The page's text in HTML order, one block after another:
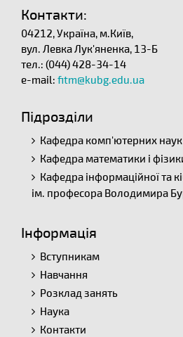
Контакти:
04212, Україна, м.Київ,
вул. Левка Лук'яненка, 13-Б
тел.: (044) 428-34-14
e-mail: fitm@kubg.edu.ua
Підрозділи
Кафедра комп'ютерних наук
Кафедра математики і
Кафедра інформаційної та
ім. професора Володимира
Інформація
Вступникам
Навчання
Розклад занять
Наука
Контакти